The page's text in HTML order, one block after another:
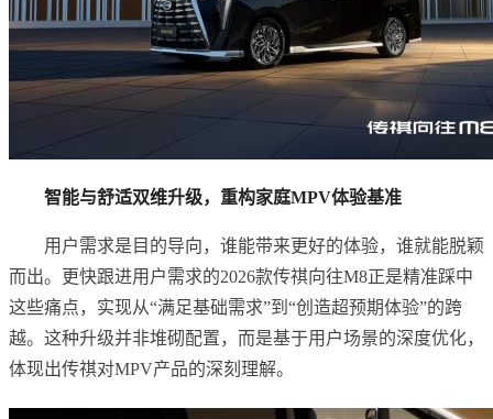
智能与舒适双维升级，重构家庭MPV体验基准
用户需求是目的导向，谁能带来更好的体验，谁就能脱颖
而出。更快跟进用户需求的2026款传祺向往M8正是精准踩中
这些痛点，实现从“满足基础需求”到“创造超预期体验”的跨
越。这种升级并非堆砌配置，而是基于用户场景的深度优化，
体现出传祺对MPV产品的深刻理解。